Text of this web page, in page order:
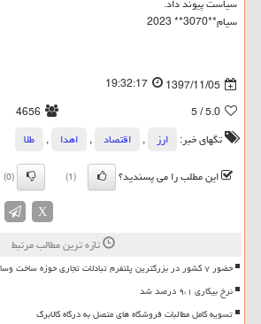
سیام**3070** 2023
1397/11/05
19:32:17
5.0
/ 5
4656
تگهای خبر:
ارز , اقتصاد , اهدا ,
طلا
این مطلب را می پسندید؟
(1)
(0)
X
تازه ترین مطالب مرتبط
حضور ۷ کشور در بزرگترین پلتفرم تبادلات تجاری حوزه ساخت وساز
نرخ بیکاری ۹،۱ درصد شد
تسویه کامل مطالبات فروشگاه های متصل به درگاه کالابرگ